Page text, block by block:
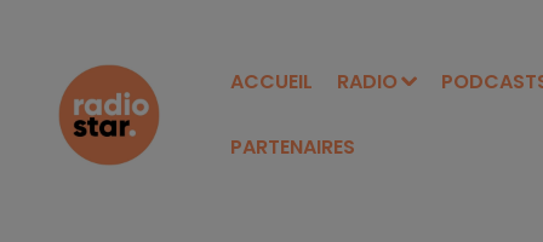
ACCUEIL RADIO
PARTENAIRES